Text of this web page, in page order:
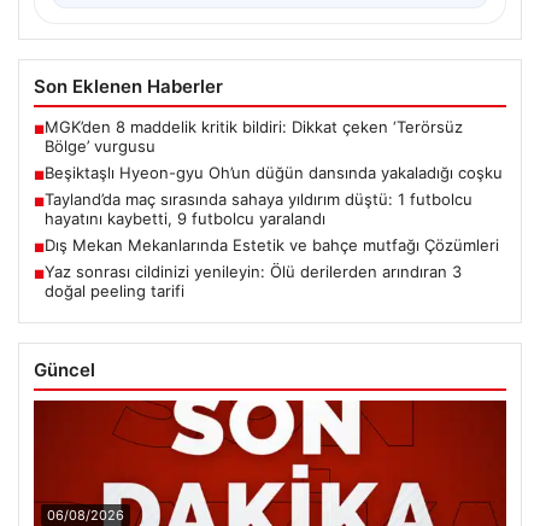
Son Eklenen Haberler
■MGK’den 8 maddelik kritik bildiri: Dikkat çeken ‘Terörsüz
Bölge’ vurgusu
■Beşiktaşlı Hyeon-gyu Oh’un düğün dansında yakaladığı coşku
■Tayland’da maç sırasında sahaya yıldırım düştü: 1 futbolcu
hayatını kaybetti, 9 futbolcu yaralandı
■Dış Mekan Mekanlarında Estetik ve bahçe mutfağı Çözümleri
■Yaz sonrası cildinizi yenileyin: Ölü derilerden arındıran 3
doğal peeling tarifi
Güncel
06/08/2026